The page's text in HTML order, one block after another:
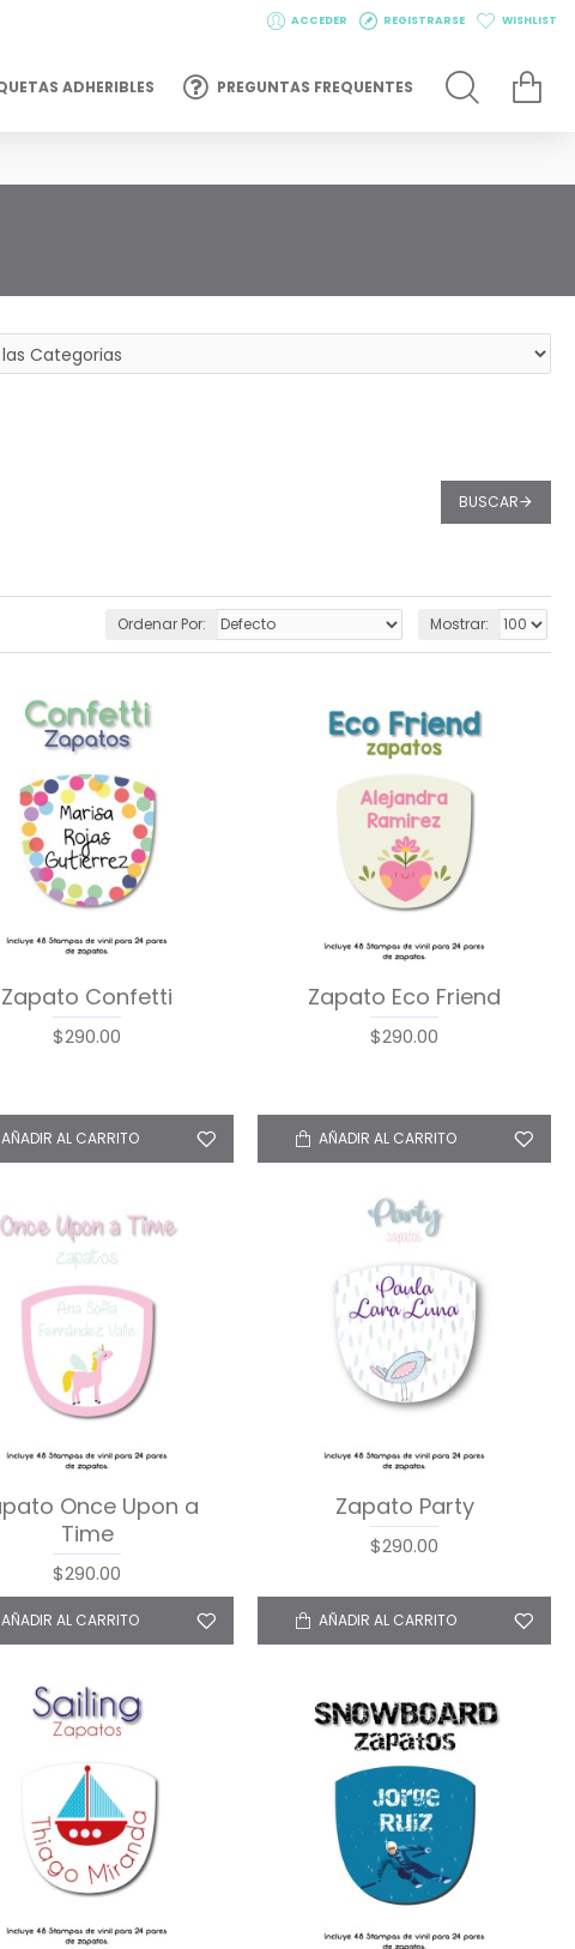
ACCEDER REGISTRARSE WISHLIST
ADHERIBLES PREGUNTAS FREQUENTES
BUSCAR
Ordenar Por: Mostrar:
Zapato Confetti
$290.00
AÑADIR AL CARRITO
Zapato Eco Friend
$290.00
AÑADIR AL CARRITO
Once Upon a
Time
$290.00
AÑADIR AL CARRITO
Zapato Party
$290.00
AÑADIR AL CARRITO